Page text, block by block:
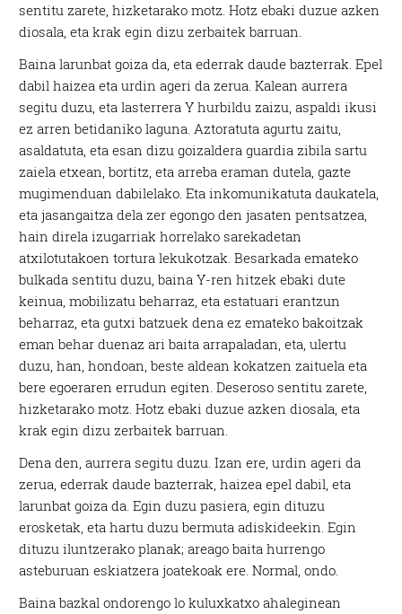
sentitu zarete, hizketarako motz. Hotz ebaki duzue azken
diosala, eta krak egin dizu zerbaitek barruan.
Baina larunbat goiza da, eta ederrak daude bazterrak. Epel
dabil haizea eta urdin ageri da zerua. Kalean aurrera
segitu duzu, eta lasterrera Y hurbildu zaizu, aspaldi ikusi
ez arren betidaniko laguna. Aztoratuta agurtu zaitu,
asaldatuta, eta esan dizu goizaldera guardia zibila sartu
zaiela etxean, bortitz, eta arreba eraman dutela, gazte
mugimenduan dabilelako. Eta inkomunikatuta daukatela,
eta jasangaitza dela zer egongo den jasaten pentsatzea,
hain direla izugarriak horrelako sarekadetan
atxilotutakoen tortura lekukotzak. Besarkada emateko
bulkada sentitu duzu, baina Y-ren hitzek ebaki dute
keinua, mobilizatu beharraz, eta estatuari erantzun
beharraz, eta gutxi batzuek dena ez emateko bakoitzak
eman behar duenaz ari baita arrapaladan, eta, ulertu
duzu, han, hondoan, beste aldean kokatzen zaituela eta
bere egoeraren errudun egiten. Deseroso sentitu zarete,
hizketarako motz. Hotz ebaki duzue azken diosala, eta
krak egin dizu zerbaitek barruan.
Dena den, aurrera segitu duzu. Izan ere, urdin ageri da
zerua, ederrak daude bazterrak, haizea epel dabil, eta
larunbat goiza da. Egin duzu pasiera, egin dituzu
erosketak, eta hartu duzu bermuta adiskideekin. Egin
dituzu iluntzerako planak; areago baita hurrengo
asteburuan eskiatzera joatekoak ere. Normal, ondo.
Baina bazkal ondorengo lo kuluxkatxo ahaleginean